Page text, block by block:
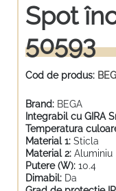
Spot
50593
Cod de produs:
Brand: BEGA
Integrabil cu GIRA
Temperatura
Material 1: Sticla
Material 2: Aluminiu
Putere (W): 10.4
Dimabil: Da